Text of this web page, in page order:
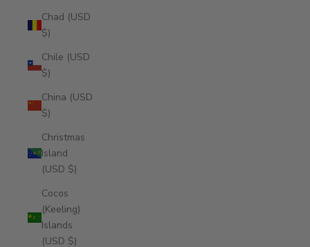
Chad (USD
$)
Chile (USD
$)
China (USD
$)
Christmas
Island
(USD $)
Cocos
(Keeling)
Islands
(USD $)